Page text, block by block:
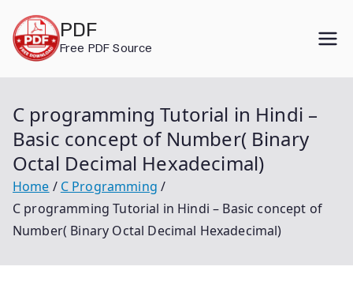
content
PDF
Free PDF Source
C programming Tutorial in Hindi –
Basic concept of Number( Binary
Octal Decimal Hexadecimal)
Home
C Programming
C programming Tutorial in Hindi – Basic concept of
Number( Binary Octal Decimal Hexadecimal)